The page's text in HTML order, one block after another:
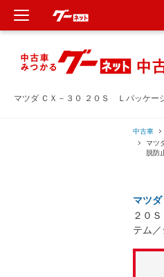
マツダ ＣＸ－３０ ２０Ｓ Ｌパッケ
中古車
マツ
脱防
マツダ
２０
テム
新車
中古車